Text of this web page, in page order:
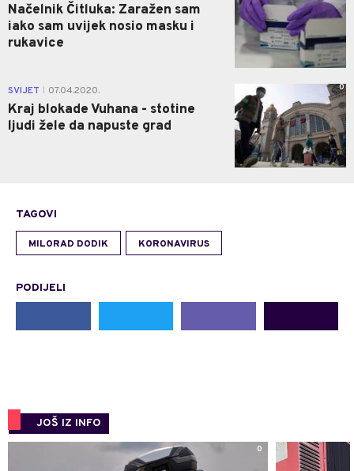
Načelnik Čitluka: Zaražen sam
iako sam uvijek nosio masku i
rukavice
SVIJET 07.04.2020.
Kraj blokade Vuhana - stotine
ljudi žele da napuste grad
0
TAGOVI
MILORAD DODIK KORONAVIRUS
PODIJELI
JOŠ IZ INFO
0